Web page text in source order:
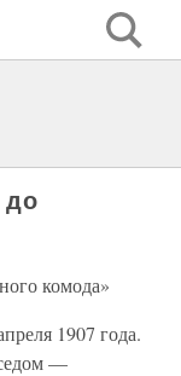
до
комода»
1907 года.
—